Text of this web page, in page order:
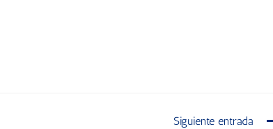
Siguiente entrada